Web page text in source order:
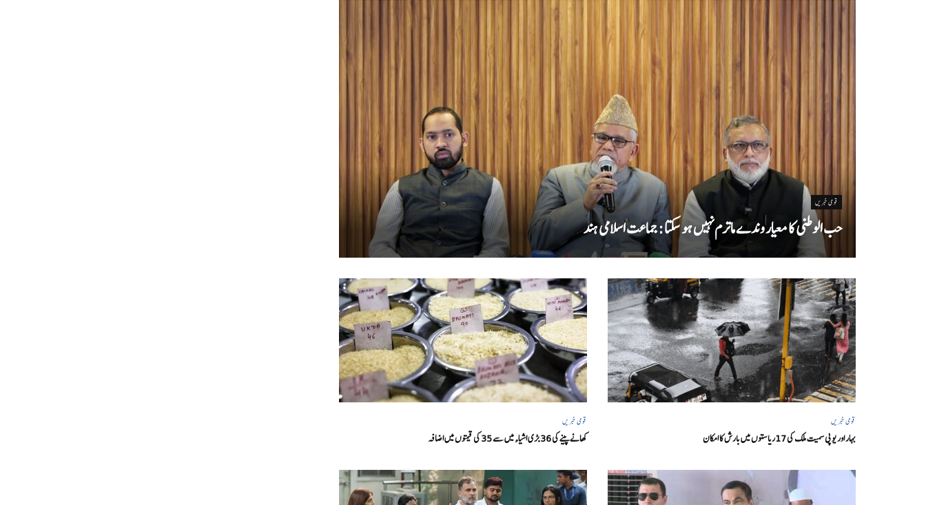
قومی خبریں
حب الوطنی کا معیار وندے ماترم نہیں ہو سکتا : جماعت اسلامی ہند
قومی خبریں
بہار اور یو پی سمیت ملک کی 17ریاستوں میں بارش کا امکان
قومی خبریں
کھانے پینے کی 36 بڑی اشیاء میں سے 35 کی قیمتوں میں اضافہ